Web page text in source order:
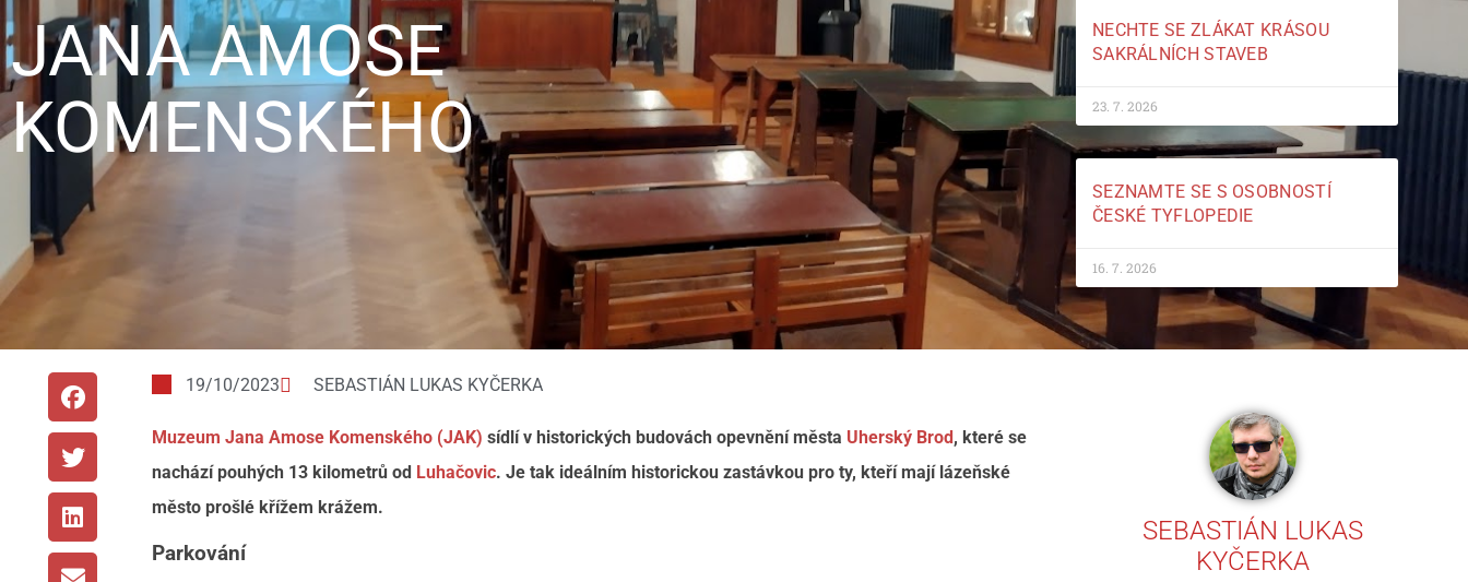
JANA AMOSE
KOMENSKÉHO
NECHTE SE ZLÁKAT KRÁSOU
SAKRÁLNÍCH STAVEB
23. 7. 2026
SEZNAMTE SE S OSOBNOSTÍ
ČESKÉ TYFLOPEDIE
16. 7. 2026
19/10/2023 SEBASTIÁN LUKAS KYČERKA
Muzeum Jana Amose Komenského (JAK) sídlí v historických budovách opevnění města Uherský Brod, které se
nachází pouhých 13 kilometrů od Luhačovic. Je tak ideálním historickou zastávkou pro ty, kteří mají lázeňské
město prošlé křížem krážem.
Parkování
SEBASTIÁN LUKAS
KYČERKA